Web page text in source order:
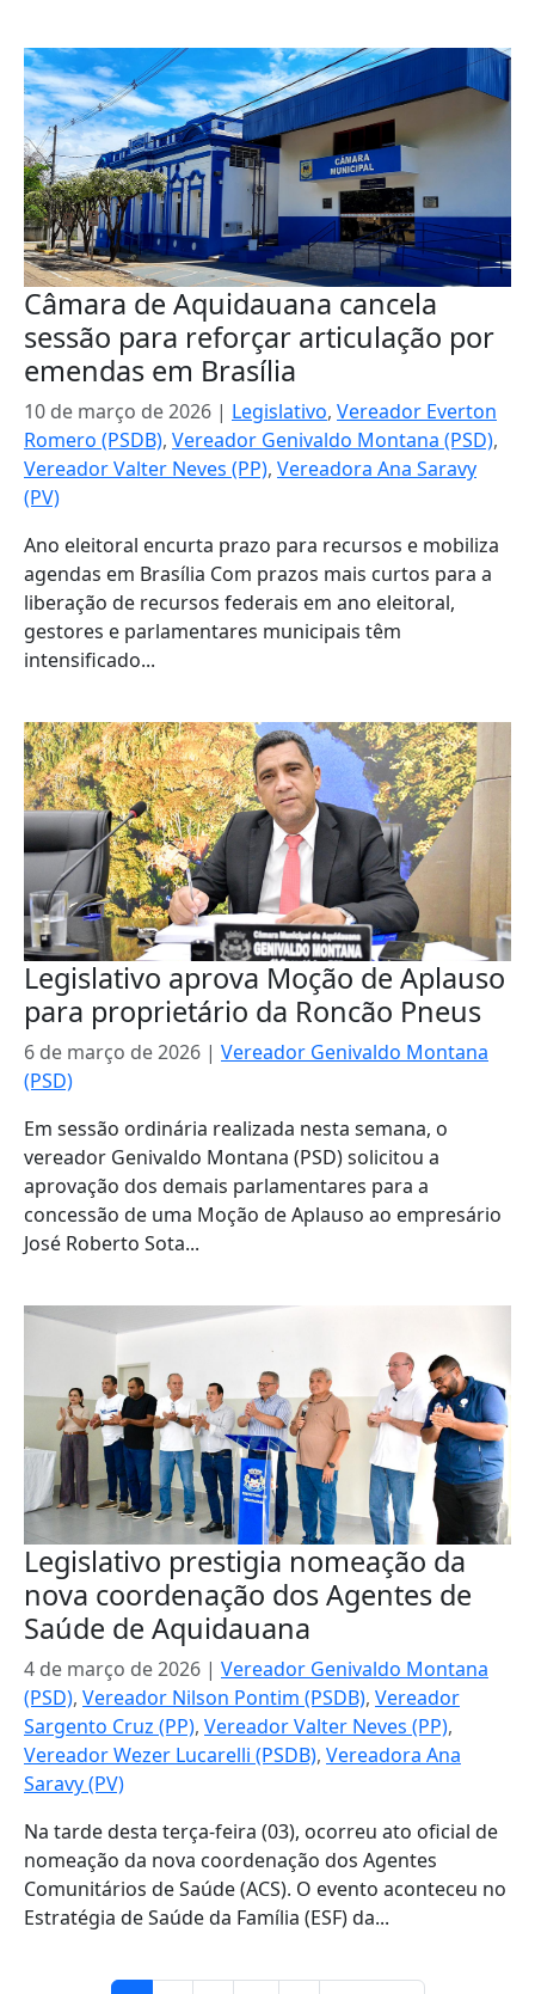
Câmara de Aquidauana cancela
sessão para reforçar articulação por
emendas em Brasília
10 de março de 2026 | Legislativo, Vereador Everton
Romero (PSDB), Vereador Genivaldo Montana (PSD),
Vereador Valter Neves (PP), Vereadora Ana Saravy
(PV)
Ano eleitoral encurta prazo para recursos e mobiliza
agendas em Brasília Com prazos mais curtos para a
liberação de recursos federais em ano eleitoral,
gestores e parlamentares municipais têm
intensificado...
Legislativo aprova Moção de Aplauso
para proprietário da Roncão Pneus
6 de março de 2026 | Vereador Genivaldo Montana
(PSD)
Em sessão ordinária realizada nesta semana, o
vereador Genivaldo Montana (PSD) solicitou a
aprovação dos demais parlamentares para a
concessão de uma Moção de Aplauso ao empresário
José Roberto Sota...
Legislativo prestigia nomeação da
nova coordenação dos Agentes de
Saúde de Aquidauana
4 de março de 2026 | Vereador Genivaldo Montana
(PSD), Vereador Nilson Pontim (PSDB), Vereador
Sargento Cruz (PP), Vereador Valter Neves (PP),
Vereador Wezer Lucarelli (PSDB), Vereadora Ana
Saravy (PV)
Na tarde desta terça-feira (03), ocorreu ato oficial de
nomeação da nova coordenação dos Agentes
Comunitários de Saúde (ACS). O evento aconteceu no
Estratégia de Saúde da Família (ESF) da...